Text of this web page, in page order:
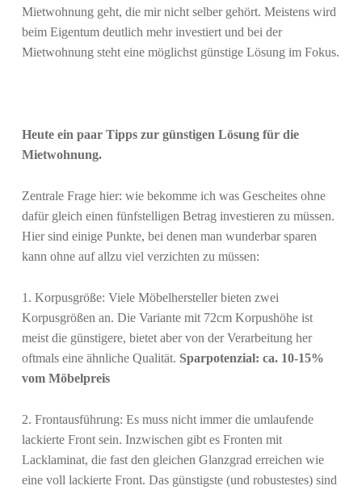
S
E
S
"
Mietwohnung geht, die mir nicht selber gehört. Meistens wird
beim Eigentum deutlich mehr investiert und bei der
Mietwohnung steht eine möglichst günstige Lösung im Fokus.
Heute ein paar Tipps zur günstigen Lösung für die
Mietwohnung.
Zentrale Frage hier: wie bekomme ich was Gescheites ohne
dafür gleich einen fünfstelligen Betrag investieren zu müssen.
Hier sind einige Punkte, bei denen man wunderbar sparen
kann ohne auf allzu viel verzichten zu müssen:
1. Korpusgröße: Viele Möbelhersteller bieten zwei
Korpusgrößen an. Die Variante mit 72cm Korpushöhe ist
meist die günstigere, bietet aber von der Verarbeitung her
oftmals eine ähnliche Qualität. Sparpotenzial: ca. 10-15%
vom Möbelpreis
2. Frontausführung: Es muss nicht immer die umlaufende
lackierte Front sein. Inzwischen gibt es Fronten mit
Lacklaminat, die fast den gleichen Glanzgrad erreichen wie
eine voll lackierte Front. Das günstigste (und robustestes) sind